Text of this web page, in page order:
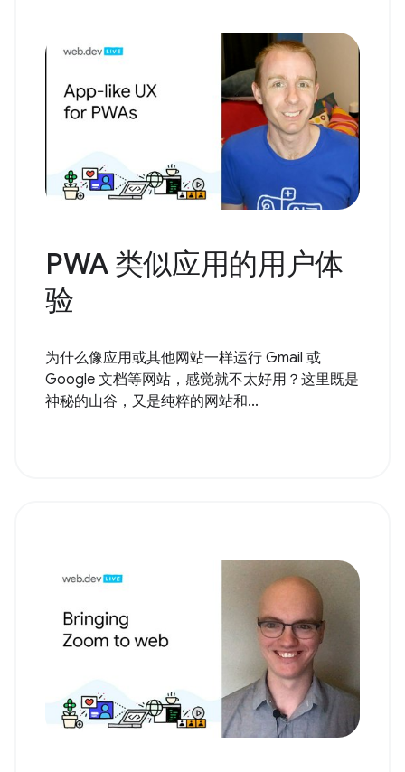
PWA 类似应用的用户体
验
为什么像应用或其他网站一样运行 Gmail 或
Google 文档等网站，感觉就不太好用？这里既是
神秘的山谷，又是纯粹的网站和...